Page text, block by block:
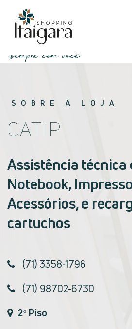
SOBRE A LOJA
CATIP
Assistência
Notebook,
Acessórios, e
cartuchos
(71) 3358-1796
(71) 98702-6730
2º Piso